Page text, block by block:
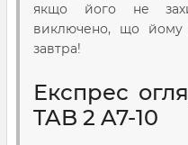
якщо його не
виключено, що
завтра!
Експрес
TAB 2 A7-10